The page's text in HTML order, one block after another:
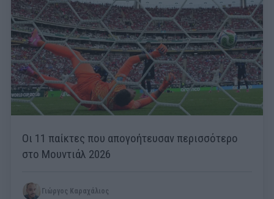
Οι 11 παίκτες που απογοήτευσαν περισσότερο
στο Μουντιάλ 2026
Γιώργος Καραχάλιος